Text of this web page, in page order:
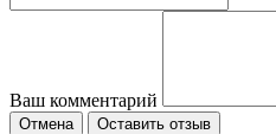
Ваш комментарий
Отмена Оставить отзыв